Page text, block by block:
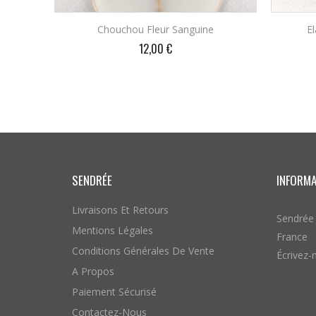
Chouchou Fleur Sanguine
Prix
12,00 €
SENDRÉE
Livraisons Et Retours
Mentions Légales
Conditions Générales De Vente
A Propos
Paiement Sécurisé
Contactez-Nous
Sendrée
France
Écrivez-